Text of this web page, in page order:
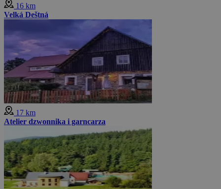
16 km
Velká Deštná
17 km
Atelier dzwonnika i garncarza